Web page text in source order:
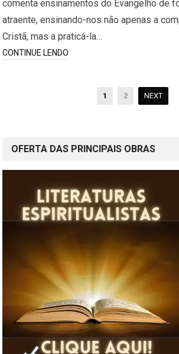
comenta ensinamentos do Evangelho de
atraente, ensinando-nos não apenas a
Cristã, mas a praticá-la…
CONTINUE LENDO
1 2 NEXT
OFERTA DAS PRINCIPAIS OBRAS